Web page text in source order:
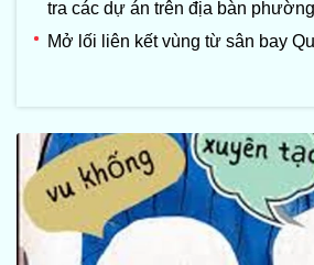
tra các dự án trên địa bàn
Mở lối liên kết vùng từ sân bay